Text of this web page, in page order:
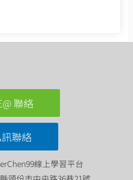
聯絡
聯絡
線上學習平台